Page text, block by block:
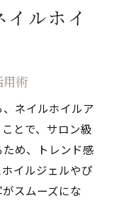
ルホイルアー
ジェルの使い
トの失敗回避
ルホイ
用術
ネイルホイルア
とで、サロン級
め、トレンド感
イルジェルやぴ
スムーズにな